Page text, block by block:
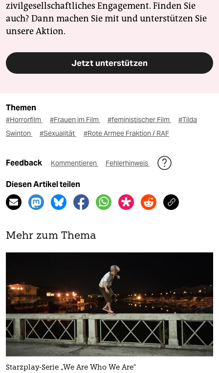
zivilgesellschaftliches Engagement. Finden Sie
auch? Dann machen Sie mit und unterstützen Sie
unsere Aktion.
Jetzt unterstützen
Themen
#Horrorfilm #Frauen im Film #feministischer Film
#Tilda
Swinton
#Sexualität #Rote Armee Fraktion / RAF
Feedback Kommentieren Fehlerhinweis
Diesen Artikel teilen
Mehr zum Thema
Starzplay-Serie „We Are Who We Are“